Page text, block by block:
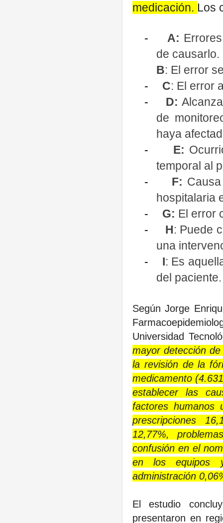
medicación. Los
- A:
de causarlo.
B: El error
-
C: El error
-
D:
de
haya
-
E:
temporal al
-
F:
hospitalaria
-
G: El error
-
H: Puede
una
-
I: Es
del paciente.
Según Jorge
Universidad
mayor detección
la revisión de la
medicamento
establecer las
factores humanos
prescripciones
12,77%,
confusión en el
en los equipos
administración
El estudio
presentaron en